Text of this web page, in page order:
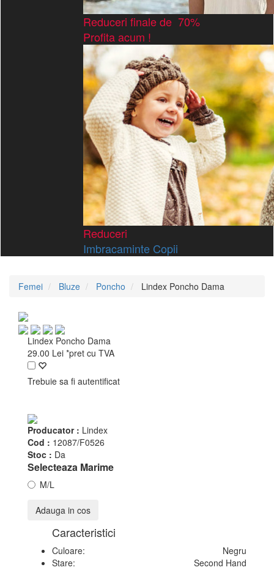
Reduceri finale de 70%
Profita acum !
Reduceri
Imbracaminte Copii
Femei Bluze Poncho Lindex Poncho Dama
Lindex Poncho Dama
29.00 Lei *pret cu TVA
Trebuie sa fi autentificat
Producator : Lindex
Cod : 12087/F0526
Stoc : Da
Selecteaza Marime
M/L
Adauga in cos
Caracteristici
Culoare:
Negru
Stare:
Second Hand